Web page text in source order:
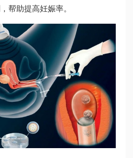
帮助提高妊娠率。